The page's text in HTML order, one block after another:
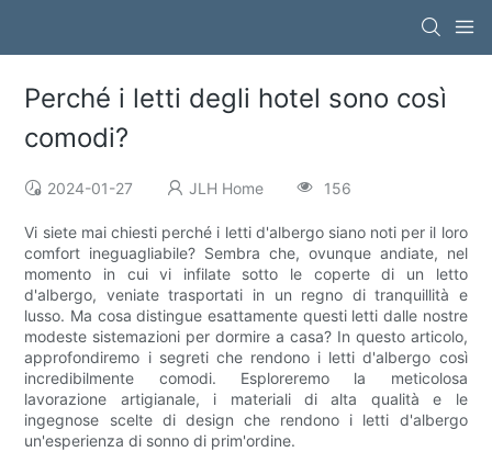
Perché i letti degli hotel sono così
comodi?
2024-01-27 JLH Home 156
Vi siete mai chiesti perché i letti d'albergo siano noti per il loro
comfort ineguagliabile? Sembra che, ovunque andiate, nel
momento in cui vi infilate sotto le coperte di un letto
d'albergo, veniate trasportati in un regno di tranquillità e
lusso. Ma cosa distingue esattamente questi letti dalle nostre
modeste sistemazioni per dormire a casa? In questo articolo,
approfondiremo i segreti che rendono i letti d'albergo così
incredibilmente comodi. Esploreremo la meticolosa
lavorazione artigianale, i materiali di alta qualità e le
ingegnose scelte di design che rendono i letti d'albergo
un'esperienza di sonno di prim'ordine.